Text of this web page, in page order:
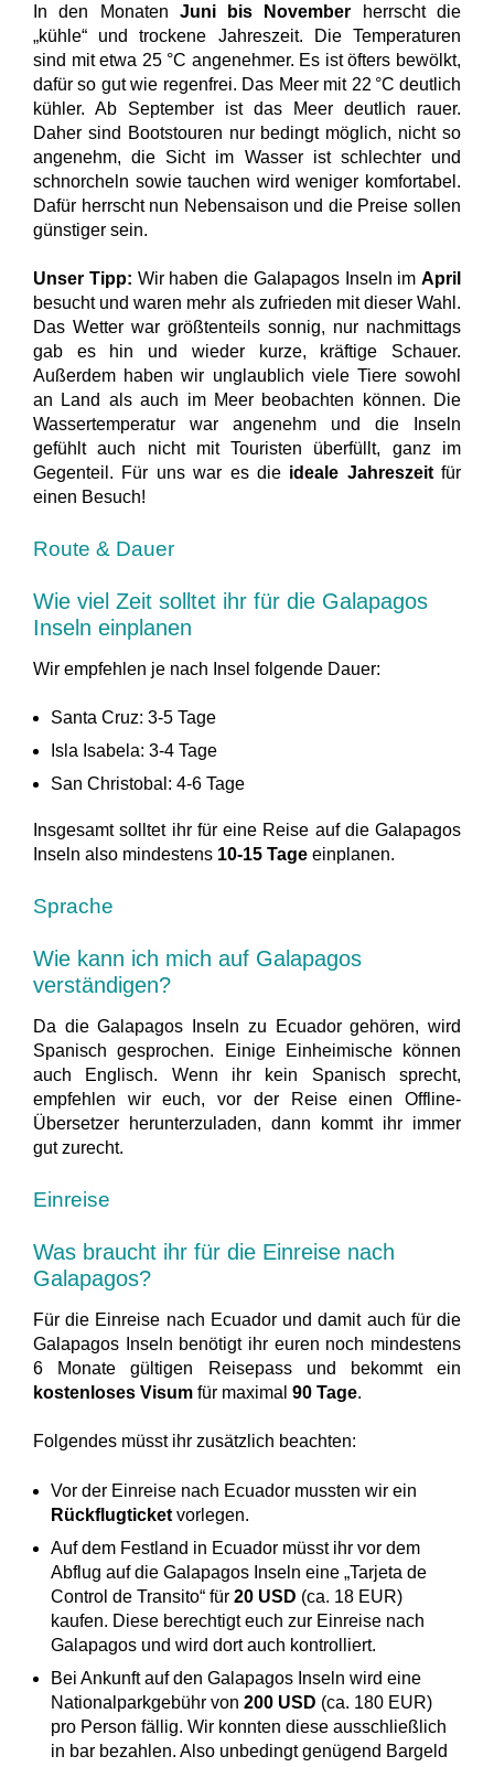
In den Monaten Juni bis November herrscht die
„kühle“ und trockene Jahreszeit. Die Temperaturen
sind mit etwa 25 °C angenehmer. Es ist öfters bewölkt,
dafür so gut wie regenfrei. Das Meer mit 22 °C deutlich
kühler. Ab September ist das Meer deutlich rauer.
Daher sind Bootstouren nur bedingt möglich, nicht so
angenehm, die Sicht im Wasser ist schlechter und
schnorcheln sowie tauchen wird weniger komfortabel.
Dafür herrscht nun Nebensaison und die Preise sollen
günstiger sein.
Unser Tipp: Wir haben die Galapagos Inseln im April
besucht und waren mehr als zufrieden mit dieser Wahl.
Das Wetter war größtenteils sonnig, nur nachmittags
gab es hin und wieder kurze, kräftige Schauer.
Außerdem haben wir unglaublich viele Tiere sowohl
an Land als auch im Meer beobachten können. Die
Wassertemperatur war angenehm und die Inseln
gefühlt auch nicht mit Touristen überfüllt, ganz im
Gegenteil. Für uns war es die ideale Jahreszeitfür
einen Besuch!
Route & Dauer
Wie viel Zeit solltet ihr für die Galapagos
Inseln einplanen
Wir empfehlen je nach Insel folgende Dauer:
Santa Cruz: 3-5 Tage
Isla Isabela: 3-4 Tage
San Christobal: 4-6 Tage
Insgesamt solltet ihr für eine Reise auf die Galapagos
Inseln also mindestens 10-15 Tage einplanen.
Sprache
Wie kann ich mich auf Galapagos
verständigen?
Da die Galapagos Inseln zu Ecuador gehören, wird
Spanisch gesprochen. Einige Einheimische können
auch Englisch. Wenn ihr kein Spanisch sprecht,
empfehlen wir euch, vor der Reise einen Offline-
Übersetzer herunterzuladen, dann kommt ihr immer
gut zurecht.
Einreise
Was braucht ihr für die Einreise nach
Galapagos?
Für die Einreise nach Ecuador und damit auch für die
Galapagos Inseln benötigt ihr euren noch mindestens
6 Monate gültigen Reisepass und bekommt ein
kostenloses Visum für maximal 90 Tage.
Folgendes müsst ihr zusätzlich beachten:
Vor der Einreise nach Ecuador mussten wir ein
Rückflugticket vorlegen.
Auf dem Festland in Ecuador müsst ihr vor dem
Abflug auf die Galapagos Inseln eine „Tarjeta de
Control de Transito“ für 20 USD (ca. 18 EUR)
kaufen. Diese berechtigt euch zur Einreise nach
Galapagos und wird dort auch kontrolliert.
Bei Ankunft auf den Galapagos Inseln wird eine
Nationalparkgebühr von 200 USD (ca. 180 EUR)
pro Person fällig. Wir konnten diese ausschließlich
in bar bezahlen. Also unbedingt genügend Bargeld